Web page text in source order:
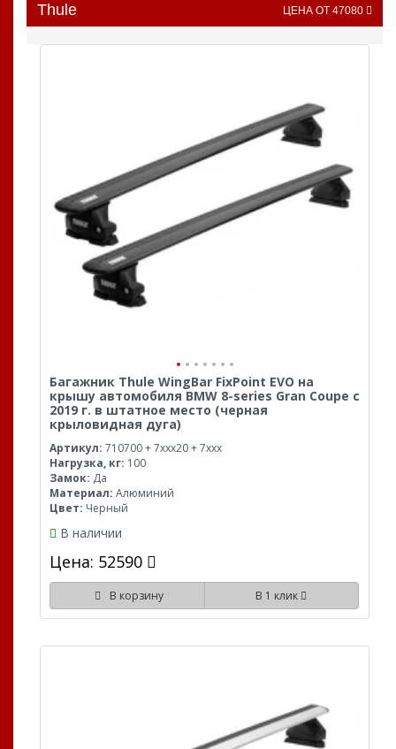
Thule ЦЕНА ОТ 47080
Багажник Thule WingBar FixPoint EVO на
крышу автомобиля BMW 8-series Gran Coupe с
2019 г. в штатное место (черная
крыловидная дуга)
Артикул: 710700 + 7xxx20 + 7xxx
Нагрузка, кг: 100
Замок: Да
Материал: Алюминий
Цвет: Черный
В наличии
Цена: 52590
В корзину В 1 клик